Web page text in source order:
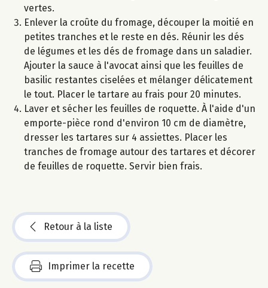
vertes.
Enlever la croûte du fromage, découper la moitié en
petites tranches et le reste en dés. Réunir les dés
de légumes et les dés de fromage dans un saladier.
Ajouter la sauce à l'avocat ainsi que les feuilles de
basilic restantes ciselées et mélanger délicatement
le tout. Placer le tartare au frais pour 20 minutes.
Laver et sécher les feuilles de roquette. À l'aide d'un
emporte-pièce rond d'environ 10 cm de diamètre,
dresser les tartares sur 4 assiettes. Placer les
tranches de fromage autour des tartares et décorer
de feuilles de roquette. Servir bien frais.
Retour à la liste
Imprimer la recette